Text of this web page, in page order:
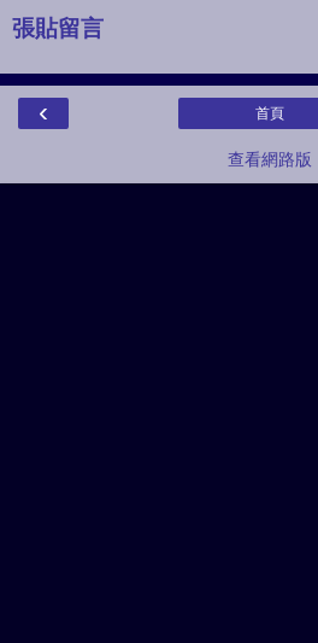
張貼留言
‹ 首頁
查看網路版